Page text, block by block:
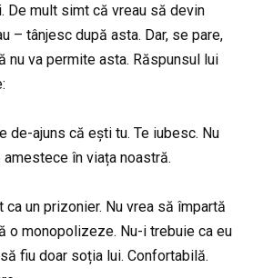
De mult simt că vreau să devin
– tânjesc după asta. Dar, se pare,
nu va permite asta. Răspunsul lui
de-ajuns că ești tu. Te iubesc. Nu
în viața noastră.
un prizonier. Nu vrea să împartă
o monopolizeze. Nu-i trebuie ca eu
fiu doar soția lui. Confortabilă.